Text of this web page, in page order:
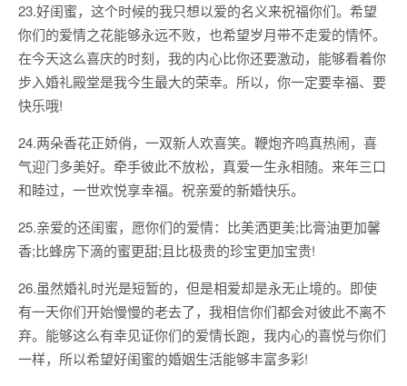
23.好闺蜜，这个时候的我只想以爱的名义来祝福你们。希望
你们的爱情之花能够永远不败，也希望岁月带不走爱的情怀。
在今天这么喜庆的时刻，我的内心比你还要激动，能够看着你
步入婚礼殿堂是我今生最大的荣幸。所以，你一定要幸福、要
快乐哦!
24.两朵香花正娇俏，一双新人欢喜笑。鞭炮齐鸣真热闹，喜
气迎门多美好。牵手彼此不放松，真爱一生永相随。来年三口
和睦过，一世欢悦享幸福。祝亲爱的新婚快乐。
25.亲爱的还闺蜜，愿你们的爱情：比美洒更美;比膏油更加馨
香;比蜂房下滴的蜜更甜;且比极贵的珍宝更加宝贵!
26.虽然婚礼时光是短暂的，但是相爱却是永无止境的。即使
有一天你们开始慢慢的老去了，我相信你们都会对彼此不离不
弃。能够这么有幸见证你们的爱情长跑，我内心的喜悦与你们
一样，所以希望好闺蜜的婚姻生活能够丰富多彩!